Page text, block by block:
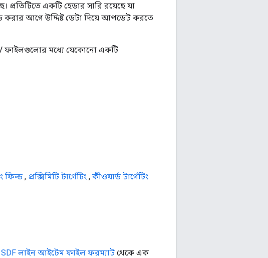
প্রতিটিতে একটি হেডার সারি রয়েছে যা
করার আগে উদ্দিষ্ট ডেটা দিয়ে আপডেট করতে
ফাইলগুলোর মধ্যে যেকোনো একটি
ফিল্ড, প্রক্সিমিটি টার্গেটিং , কীওয়ার্ড টার্গেটিং
SDF লাইন আইটেম ফাইল ফরম্যাট থেকে এক